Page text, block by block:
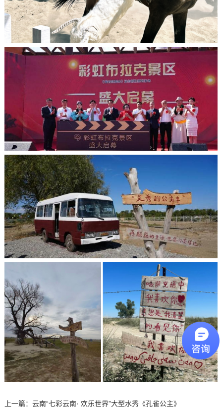
上一篇： 云南“七彩云南· 欢乐世界”大型水秀《孔雀公主》